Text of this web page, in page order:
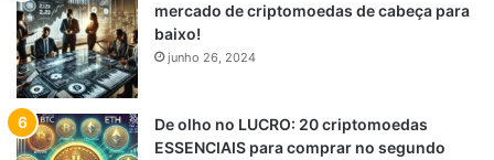
mercado de criptomoedas de cabeça para
baixo!
junho 26, 2024
De olho no LUCRO: 20 criptomoedas
ESSENCIAIS para comprar no segundo